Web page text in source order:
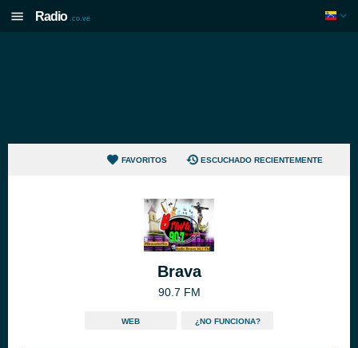
Radio .co.ve
FAVORITOS ESCUCHADO RECIENTEMENTE
Brava
90.7 FM
WEB ¿NO FUNCIONA?